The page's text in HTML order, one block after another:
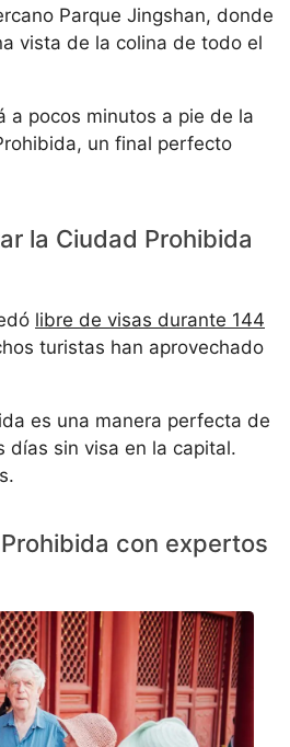
Parque Jingshan, donde
vista de la colina de todo el
a pocos minutos a pie de la
un final perfecto
la Ciudad Prohibida
libre de visas durante 144
turistas han aprovechado
es una manera perfecta de
días sin visa en la capital.
con expertos